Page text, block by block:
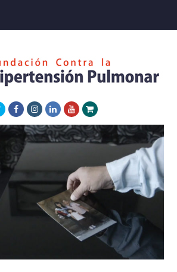
TwitterFacebookInstagram
LinkedInYoutube
Xing